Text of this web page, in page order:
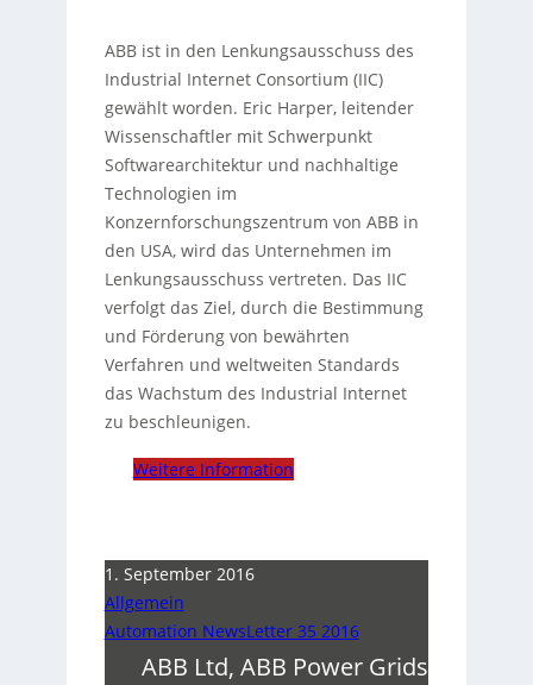
ABB ist in den Lenkungsausschuss des
Industrial Internet Consortium (IIC)
gewählt worden. Eric Harper, leitender
Wissenschaftler mit Schwerpunkt
Softwarearchitektur und nachhaltige
Technologien im
Konzernforschungszentrum von ABB in
den USA, wird das Unternehmen im
Lenkungsausschuss vertreten. Das IIC
verfolgt das Ziel, durch die Bestimmung
und Förderung von bewährten
Verfahren und weltweiten Standards
das Wachstum des Industrial Internet
zu beschleunigen.
Weitere Information
1. September 2016
Allgemein
Automation NewsLetter 35 2016
ABB Ltd, ABB Power Grids